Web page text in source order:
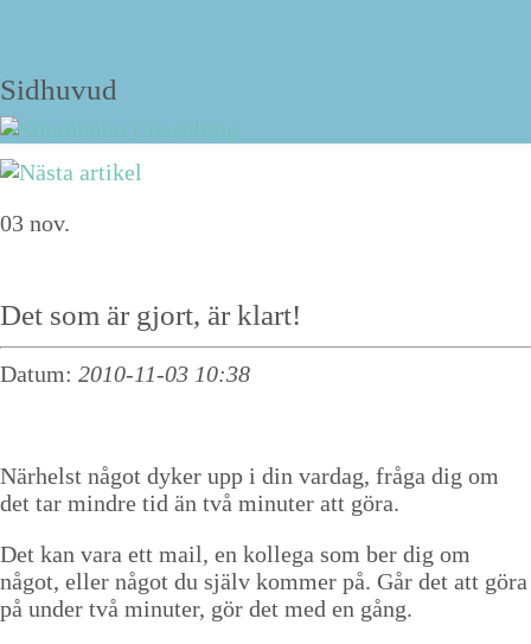
Sidhuvud
Navigering
Tjänster
Föreläsningar
Online-kurser
Strukturtips
Föreläsningar
03 nov.
Det som är gjort, är klart!
Datum: 2010-11-03 10:38
Närhelst något dyker upp i din vardag, fråga dig om
det tar mindre tid än två minuter att göra.
Det kan vara ett mail, en kollega som ber dig om
något, eller något du själv kommer på. Går det att göra
på under två minuter, gör det med en gång.